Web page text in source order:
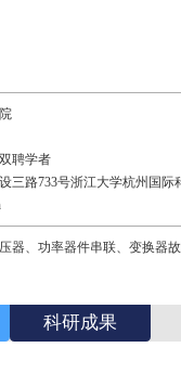
聘学者
三路733号浙江大学杭州国际
器、功率器件串联、变换器
科研成果